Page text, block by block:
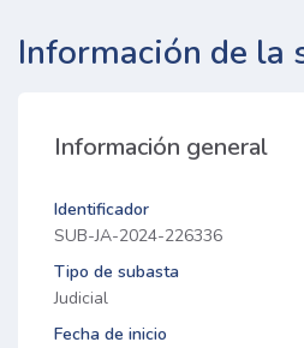
Información de la
Información general
Identificador
SUB-JA-2024-226336
Tipo de subasta
Judicial
Fecha de inicio